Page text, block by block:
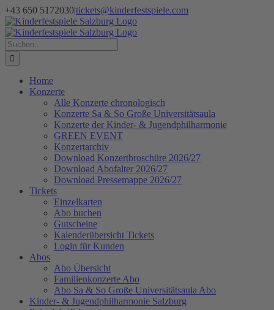
Zum
Inhalt
springen
+43 650 5172030|tickets@kinderfestspiele.com
Facebook
Instagram
Newsletter
Suche
nach:
Home
Konzerte
Alle Konzerte chronologisch
Konzerte Sa & So Große Universitätsaula
Konzerte der Kinder- & Jugendphilharmonie
GREEN EVENT
Konzertarchiv
Download Konzertbroschüre 2026/27
Download Abofalter 2026/27
Download Pressemappe 2026/27
Tickets
Einzelkarten
Abo buchen
Gutscheine
Kalenderübersicht Tickets
Login für Kunden
Abos
Abo Übersicht
Familienkonzerte Abo
Abo Sa & So Große Universitätsaula Abo
Kinder- & Jugendphilharmonie Salzburg